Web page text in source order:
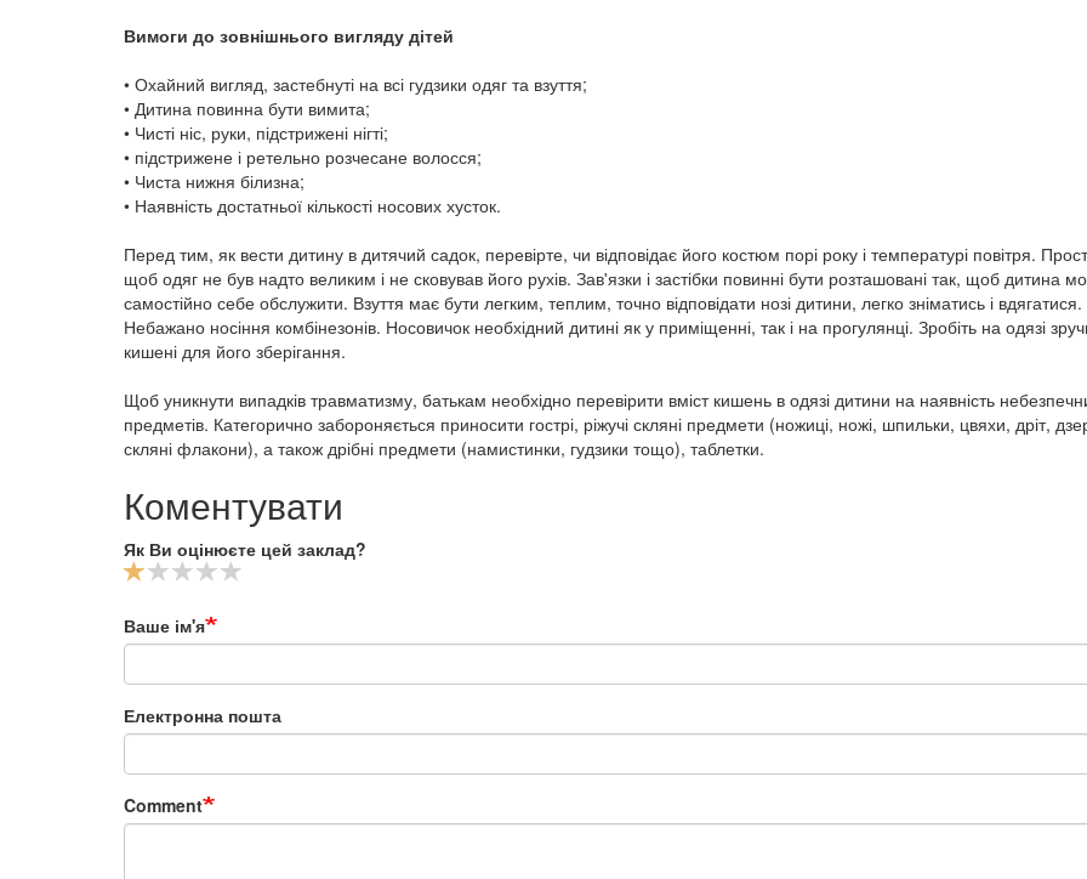
Вимоги до зовнішнього вигляду дітей
• Охайний вигляд, застебнуті на всі гудзики одяг та взуття;
• Дитина повинна бути вимита;
• Чисті ніс, руки, підстрижені нігті;
• підстрижене і ретельно розчесане волосся;
• Чиста нижня білизна;
• Наявність достатньої кількості носових хусток.
Перед тим, як вести дитину в дитячий садок, перевірте, чи відповідає його костюм порі року і температурі повітря.
щоб одяг не був надто великим і не сковував його рухів. Зав'язки і застібки повинні бути розташовані так, щоб дитина
самостійно себе обслужити. Взуття має бути легким, теплим, точно відповідати нозі дитини, легко зніматись і вдягатися.
Небажано носіння комбінезонів. Носовичок необхідний дитині як у приміщенні, так і на прогулянці. Зробіть на одязі
кишені для його зберігання.
Щоб уникнути випадків травматизму, батькам необхідно перевірити вміст кишень в одязі дитини на наявність
предметів. Категорично забороняється приносити гострі, ріжучі скляні предмети (ножиці, ножі, шпильки, цвяхи, дріт,
скляні флакони), а також дрібні предмети (намистинки, гудзики тощо), таблетки.
Коментувати
Як Ви оцінюєте цей заклад?
Ваше ім'я
Електронна пошта
Comment